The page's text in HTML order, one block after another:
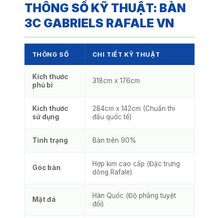
THÔNG SỐ KỸ THUẬT: BÀN
3C GABRIELS RAFALE VN
THÔNG SỐ CHI TIẾT KỸ THUẬT
Kích thước
phủ bì
318cm x 176cm
Kích thước
sử dụng
284cm x 142cm (Chuẩn thi
đấu quốc tế)
Tình trạng Bàn trên 90%
Góc bàn
Hợp kim cao cấp (Đặc trưng
dòng Rafale)
Mặt đá
Hàn Quốc (Độ phẳng tuyệt
đối)